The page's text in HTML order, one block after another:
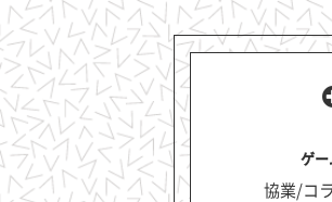
ゲー
協業/コ